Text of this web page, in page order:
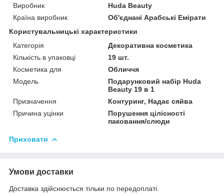
Виробник
Huda Beauty
Країна виробник
Об'єднані Арабські Емірати
Користувальницькі характеристики
Категорія
Декоративна косметика
Кількість в упаковці
19 шт.
Косметика для
Обличчя
Мoдель
Подарунковий набір Huda
Beauty 19 в 1
Призначення
Контуринг, Надає сяйва
Причина уцінки
Порушення цілісності
паковання/слюди
Приховати
Умови доставки
Доставка здійснюється тільки по передоплаті.